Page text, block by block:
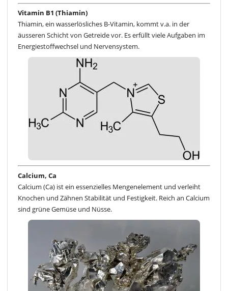
Vitamin B1 (Thiamin)
Thiamin, ein wasserlösliches B-Vitamin, kommt v.a. in der
äusseren Schicht von Getreide vor. Es erfüllt viele Aufgaben im
Energiestoffwechsel und Nervensystem.
Calcium, Ca
Calcium (Ca) ist ein essenzielles Mengenelement und verleiht
Knochen und Zähnen Stabilität und Festigkeit. Reich an Calcium
sind grüne Gemüse und Nüsse.